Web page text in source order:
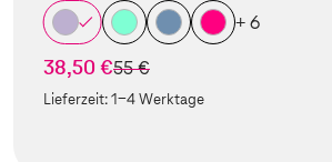
+ 6
38,50 €statt
55 €
Lieferzeit:1-4 Werktage